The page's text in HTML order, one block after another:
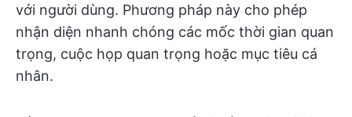
với người dùng. Phương pháp này cho phép
nhận diện nhanh chóng các mốc thời gian quan
trọng, cuộc họp quan trọng hoặc mục tiêu cá
nhân.